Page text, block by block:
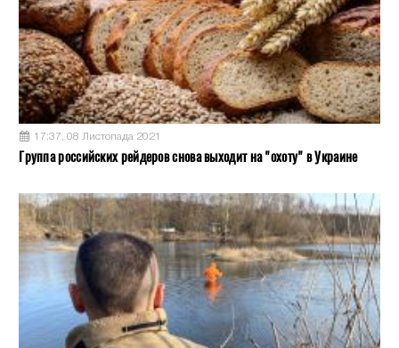
17:37, 08 Листопада 2021
Группа российских рейдеров снова выходит на "охоту" в Украине